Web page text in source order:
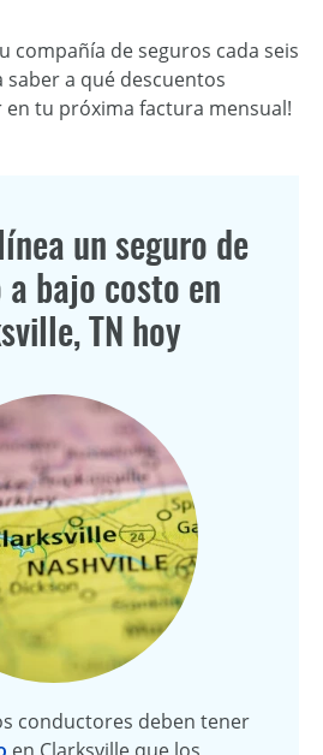
compañía de seguros cada seis
saber a qué descuentos
tu próxima factura mensual!
un seguro de
bajo costo en
TN hoy
conductores deben tener